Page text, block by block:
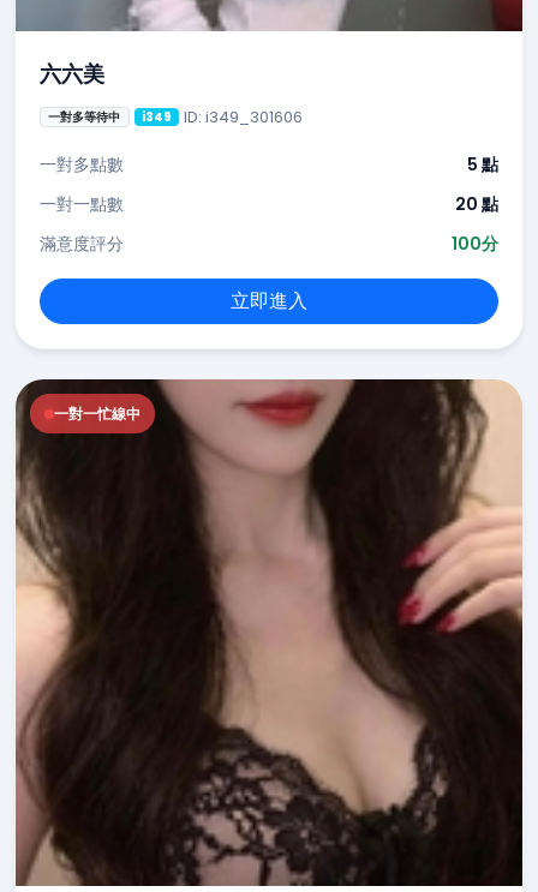
六六美
一對多等待中 i349 ID: i349_301606
一對多點數
5 點
一對一點數
20 點
滿意度評分
100分
立即進入
一對一忙線中